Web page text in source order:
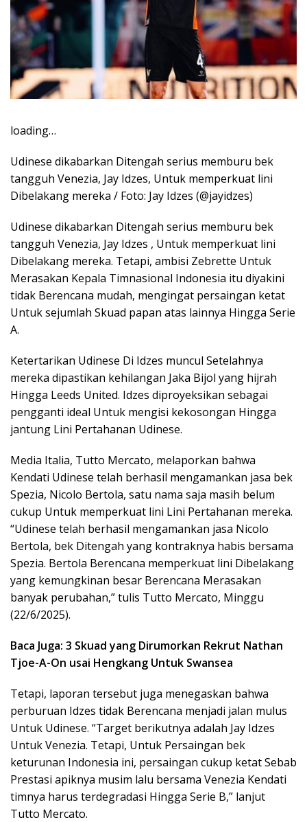
loading…
Udinese dikabarkan Ditengah serius memburu bek
tangguh Venezia, Jay Idzes, Untuk memperkuat lini
Dibelakang mereka / Foto: Jay Idzes (@jayidzes)
Udinese dikabarkan Ditengah serius memburu bek
tangguh Venezia, Jay Idzes , Untuk memperkuat lini
Dibelakang mereka. Tetapi, ambisi Zebrette Untuk
Merasakan Kepala Timnasional Indonesia itu diyakini
tidak Berencana mudah, mengingat persaingan ketat
Untuk sejumlah Skuad papan atas lainnya Hingga Serie
A.
Ketertarikan Udinese Di Idzes muncul Setelahnya
mereka dipastikan kehilangan Jaka Bijol yang hijrah
Hingga Leeds United. Idzes diproyeksikan sebagai
pengganti ideal Untuk mengisi kekosongan Hingga
jantung Lini Pertahanan Udinese.
Media Italia, Tutto Mercato, melaporkan bahwa
Kendati Udinese telah berhasil mengamankan jasa bek
Spezia, Nicolo Bertola, satu nama saja masih belum
cukup Untuk memperkuat lini Lini Pertahanan mereka.
“Udinese telah berhasil mengamankan jasa Nicolo
Bertola, bek Ditengah yang kontraknya habis bersama
Spezia. Bertola Berencana memperkuat lini Dibelakang
yang kemungkinan besar Berencana Merasakan
banyak perubahan,” tulis Tutto Mercato, Minggu
(22/6/2025).
Baca Juga: 3 Skuad yang Dirumorkan Rekrut Nathan
Tjoe-A-On usai Hengkang Untuk Swansea
Tetapi, laporan tersebut juga menegaskan bahwa
perburuan Idzes tidak Berencana menjadi jalan mulus
Untuk Udinese. “Target berikutnya adalah Jay Idzes
Untuk Venezia. Tetapi, Untuk Persaingan bek
keturunan Indonesia ini, persaingan cukup ketat Sebab
Prestasi apiknya musim lalu bersama Venezia Kendati
timnya harus terdegradasi Hingga Serie B,” lanjut
Tutto Mercato.